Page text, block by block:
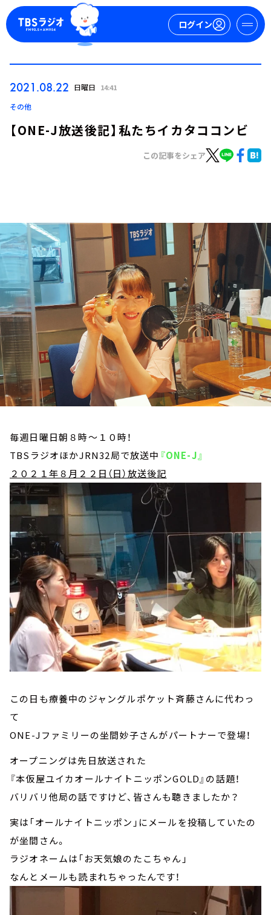
ログイン
今日の番組表
週間番組表
トピックス
TBS Podcast
お知らせ
イベント・グッズ
YouTube
2021.08.22 日曜日 14:41
その他
【ONE-J放送後記】私たちイカタココンビ
この記事をシェア
毎週日曜日朝８時～１０時！
TBSラジオほかJRN32局で放送中 『ONE-J』
２０２１年８月２２日（日）放送後記
この日も療養中のジャングルポケット斉藤さんに代わっ
て
ONE-Jファミリーの坐間妙子さんがパートナーで登場！
オープニングは先日放送された
『本仮屋ユイカオールナイトニッポンGOLD』の話題！
バリバリ他局の話ですけど、皆さんも聴きましたか？
実は「オールナイトニッポン」にメールを投稿していたの
が坐間さん。
ラジオネームは「お天気娘のたこちゃん」
なんとメールも読まれちゃったんです！